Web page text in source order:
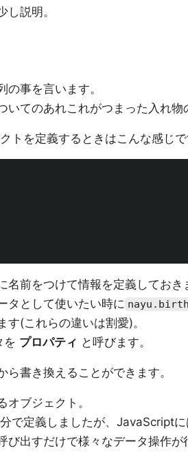
し説明。
事を言います。
てのあれこれがつまった入れ物
トを定義するときはこんな感じで
前をつけて情報を定義しておき
タとして使いたい時に nayu.birth
(これらの違いは割愛)。
を プロパティ と呼びます。
書き換えることができます。
ブジェクト。
で定義しましたが、JavaScript
出すだけで様々なデータ操作が